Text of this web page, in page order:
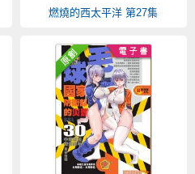
燃燒的西太平洋 第27集